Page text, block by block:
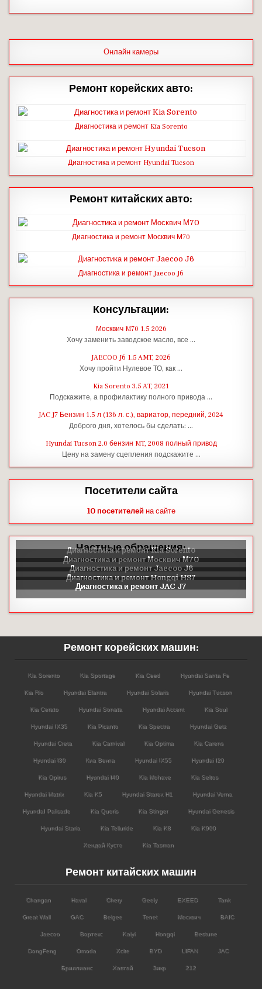
Онлайн камеры
Ремонт корейских авто:
Диагностика и ремонт Kia Sorento
Диагностика и ремонт Hyundai Tucson
Ремонт китайских авто:
Диагностика и ремонт Москвич М70
Диагностика и ремонт Jaecoo J6
Консультации:
Москвич M70 1.5 2026
Хочу заменить заводское масло, все …
JAECOO J6 1.5 AMT, 2026
Хочу пройти Нулевое ТО, как …
Kia Sorento 3.5 AT, 2021
Подскажите, а профилактику полного привода …
JAC J7 Бензин 1.5 л (136 л. с.), вариатор, передний, 2024
Доброго дня, хотелось бы сделать: …
Hyundai Tucson 2.0 бензин MT, 2008 полный привод
Цену на замену сцепления подскажите …
Посетители сайта
10 посетителейна сайте
Частные обращения:
Ремонт корейских машин:
Kia Sorento Kia Sportage Kia Ceed Hyundai Santa Fe
Kia Rio Hyundai Elantra Hyundai Solaris Hyundai Tucson
Kia Cerato Hyundai Sonata Hyundai Accent Kia Soul
Hyundai IX35 Kia Picanto Kia Spectra Hyundai Getz
Hyundai Creta Kia Carnival Kia Optima Kia Carens
Hyundai I30 Киа Венга Hyundai IX55 Hyundai I20
Kia Opirus Hyundai I40 Kia Mohave Kia Seltos
Hyundai Matrix Kia K5 Hyundai Starex H1 Hyundai Verna
HyundaI Palisade Kia Quoris Kia Stinger Hyundai Genesis
Hyundai Staria Kia Telluride Kia K8 Kia K900
Хендай Кусто Kia Tasman
Ремонт китайских машин
Changan Haval Chery Geely EXEED Tank
Great Wall GAC Belgee Tenet Москвич BAIC
Jaecoo Вортекс Kaiyi Hongqi Bestune
DongFeng Omoda Xcite BYD LIFAN JAC
Бриллианс Хавтай Зикр 212